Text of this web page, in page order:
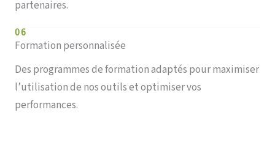
partenaires.
06
Formation personnalisée
Des programmes de formation adaptés pour maximiser
l’utilisation de nos outils et optimiser vos
performances.